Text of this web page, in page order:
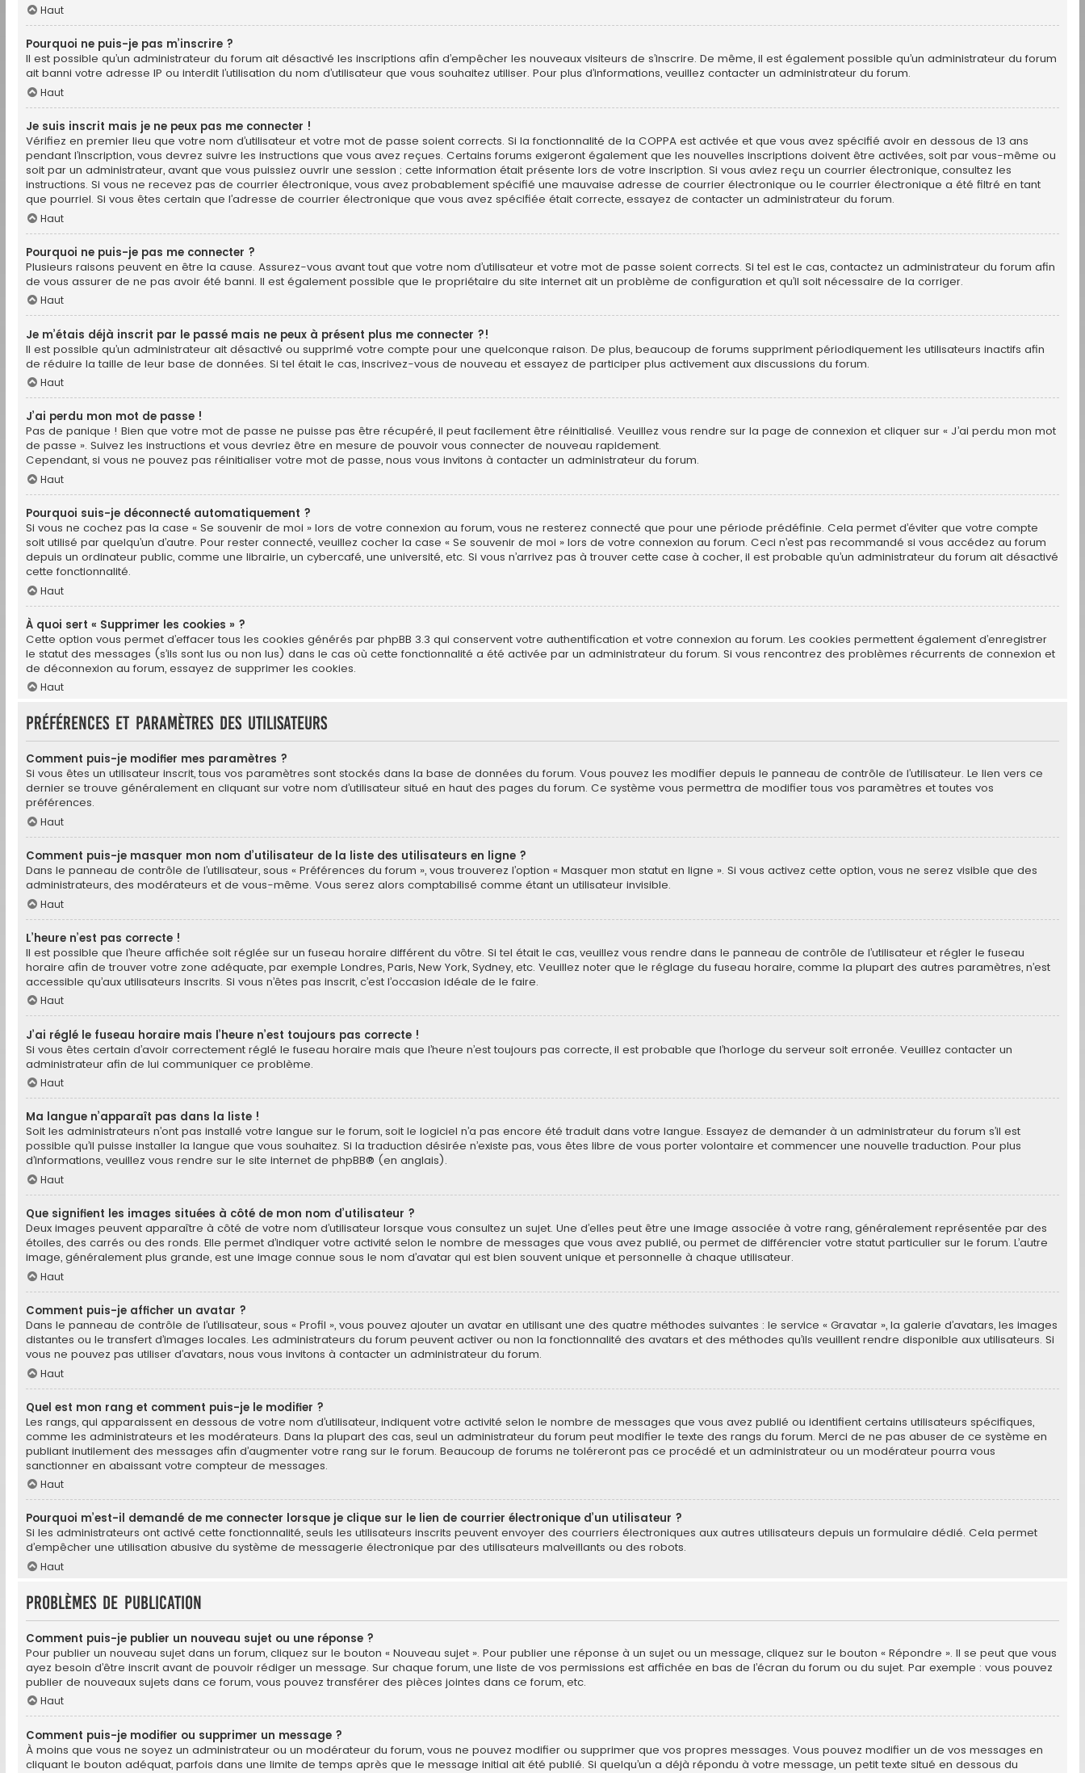
Haut
Pourquoi ne puis-je pas m’inscrire ?
Il est possible qu’un administrateur du forum ait désactivé les inscriptions afin d’empêcher les nouveaux visiteurs de s’inscrire. De même, il est également possible qu’un administrateur du forum
ait banni votre adresse IP ou interdit l’utilisation du nom d’utilisateur que vous souhaitez utiliser. Pour plus d’informations, veuillez contacter un administrateur du forum.
Haut
Je suis inscrit mais je ne peux pas me connecter !
Vérifiez en premier lieu que votre nom d’utilisateur et votre mot de passe soient corrects. Si la fonctionnalité de la COPPA est activée et que vous avez spécifié avoir en dessous de 13 ans
pendant l’inscription, vous devrez suivre les instructions que vous avez reçues. Certains forums exigeront également que les nouvelles inscriptions doivent être activées, soit par vous-même ou
soit par un administrateur, avant que vous puissiez ouvrir une session ; cette information était présente lors de votre inscription. Si vous aviez reçu un courrier électronique, consultez les
instructions. Si vous ne recevez pas de courrier électronique, vous avez probablement spécifié une mauvaise adresse de courrier électronique ou le courrier électronique a été filtré en tant
que pourriel. Si vous êtes certain que l’adresse de courrier électronique que vous avez spécifiée était correcte, essayez de contacter un administrateur du forum.
Haut
Pourquoi ne puis-je pas me connecter ?
Plusieurs raisons peuvent en être la cause. Assurez-vous avant tout que votre nom d’utilisateur et votre mot de passe soient corrects. Si tel est le cas, contactez un administrateur du forum afin
de vous assurer de ne pas avoir été banni. Il est également possible que le propriétaire du site internet ait un problème de configuration et qu’il soit nécessaire de la corriger.
Haut
Je m’étais déjà inscrit par le passé mais ne peux à présent plus me connecter ?!
Il est possible qu’un administrateur ait désactivé ou supprimé votre compte pour une quelconque raison. De plus, beaucoup de forums suppriment périodiquement les utilisateurs inactifs afin
de réduire la taille de leur base de données. Si tel était le cas, inscrivez-vous de nouveau et essayez de participer plus activement aux discussions du forum.
Haut
J’ai perdu mon mot de passe !
Pas de panique ! Bien que votre mot de passe ne puisse pas être récupéré, il peut facilement être réinitialisé. Veuillez vous rendre sur la page de connexion et cliquer sur « J’ai perdu mon mot
de passe ». Suivez les instructions et vous devriez être en mesure de pouvoir vous connecter de nouveau rapidement.
Cependant, si vous ne pouvez pas réinitialiser votre mot de passe, nous vous invitons à contacter un administrateur du forum.
Haut
Pourquoi suis-je déconnecté automatiquement ?
Si vous ne cochez pas la case « Se souvenir de moi » lors de votre connexion au forum, vous ne resterez connecté que pour une période prédéfinie. Cela permet d’éviter que votre compte
soit utilisé par quelqu’un d’autre. Pour rester connecté, veuillez cocher la case « Se souvenir de moi » lors de votre connexion au forum. Ceci n’est pas recommandé si vous accédez au forum
depuis un ordinateur public, comme une librairie, un cybercafé, une université, etc. Si vous n’arrivez pas à trouver cette case à cocher, il est probable qu’un administrateur du forum ait désactivé
cette fonctionnalité.
Haut
À quoi sert « Supprimer les cookies » ?
Cette option vous permet d’effacer tous les cookies générés par phpBB 3.3 qui conservent votre authentification et votre connexion au forum. Les cookies permettent également d’enregistrer
le statut des messages (s’ils sont lus ou non lus) dans le cas où cette fonctionnalité a été activée par un administrateur du forum. Si vous rencontrez des problèmes récurrents de connexion et
de déconnexion au forum, essayez de supprimer les cookies.
Haut
Préférences et paramètres des utilisateurs
Comment puis-je modifier mes paramètres ?
Si vous êtes un utilisateur inscrit, tous vos paramètres sont stockés dans la base de données du forum. Vous pouvez les modifier depuis le panneau de contrôle de l’utilisateur. Le lien vers ce
dernier se trouve généralement en cliquant sur votre nom d’utilisateur situé en haut des pages du forum. Ce système vous permettra de modifier tous vos paramètres et toutes vos
préférences.
Haut
Comment puis-je masquer mon nom d’utilisateur de la liste des utilisateurs en ligne ?
Dans le panneau de contrôle de l’utilisateur, sous « Préférences du forum », vous trouverez l’option « Masquer mon statut en ligne ». Si vous activez cette option, vous ne serez visible que des
administrateurs, des modérateurs et de vous-même. Vous serez alors comptabilisé comme étant un utilisateur invisible.
Haut
L’heure n’est pas correcte !
Il est possible que l’heure affichée soit réglée sur un fuseau horaire différent du vôtre. Si tel était le cas, veuillez vous rendre dans le panneau de contrôle de l’utilisateur et régler le fuseau
horaire afin de trouver votre zone adéquate, par exemple Londres, Paris, New York, Sydney, etc. Veuillez noter que le réglage du fuseau horaire, comme la plupart des autres paramètres, n’est
accessible qu’aux utilisateurs inscrits. Si vous n’êtes pas inscrit, c’est l’occasion idéale de le faire.
Haut
J’ai réglé le fuseau horaire mais l’heure n’est toujours pas correcte !
Si vous êtes certain d’avoir correctement réglé le fuseau horaire mais que l’heure n’est toujours pas correcte, il est probable que l’horloge du serveur soit erronée. Veuillez contacter un
administrateur afin de lui communiquer ce problème.
Haut
Ma langue n’apparaît pas dans la liste !
Soit les administrateurs n’ont pas installé votre langue sur le forum, soit le logiciel n’a pas encore été traduit dans votre langue. Essayez de demander à un administrateur du forum s’il est
possible qu’il puisse installer la langue que vous souhaitez. Si la traduction désirée n’existe pas, vous êtes libre de vous porter volontaire et commencer une nouvelle traduction. Pour plus
d’informations, veuillez vous rendre sur le site internet de phpBB® (en anglais).
Haut
Que signifient les images situées à côté de mon nom d’utilisateur ?
Deux images peuvent apparaître à côté de votre nom d’utilisateur lorsque vous consultez un sujet. Une d’elles peut être une image associée à votre rang, généralement représentée par des
étoiles, des carrés ou des ronds. Elle permet d’indiquer votre activité selon le nombre de messages que vous avez publié, ou permet de différencier votre statut particulier sur le forum. L’autre
image, généralement plus grande, est une image connue sous le nom d’avatar qui est bien souvent unique et personnelle à chaque utilisateur.
Haut
Comment puis-je afficher un avatar ?
Dans le panneau de contrôle de l’utilisateur, sous « Profil », vous pouvez ajouter un avatar en utilisant une des quatre méthodes suivantes : le service « Gravatar », la galerie d’avatars, les images
distantes ou le transfert d’images locales. Les administrateurs du forum peuvent activer ou non la fonctionnalité des avatars et des méthodes qu’ils veuillent rendre disponible aux utilisateurs. Si
vous ne pouvez pas utiliser d’avatars, nous vous invitons à contacter un administrateur du forum.
Haut
Quel est mon rang et comment puis-je le modifier ?
Les rangs, qui apparaissent en dessous de votre nom d’utilisateur, indiquent votre activité selon le nombre de messages que vous avez publié ou identifient certains utilisateurs spécifiques,
comme les administrateurs et les modérateurs. Dans la plupart des cas, seul un administrateur du forum peut modifier le texte des rangs du forum. Merci de ne pas abuser de ce système en
publiant inutilement des messages afin d’augmenter votre rang sur le forum. Beaucoup de forums ne toléreront pas ce procédé et un administrateur ou un modérateur pourra vous
sanctionner en abaissant votre compteur de messages.
Haut
Pourquoi m’est-il demandé de me connecter lorsque je clique sur le lien de courrier électronique d’un utilisateur ?
Si les administrateurs ont activé cette fonctionnalité, seuls les utilisateurs inscrits peuvent envoyer des courriers électroniques aux autres utilisateurs depuis un formulaire dédié. Cela permet
d’empêcher une utilisation abusive du système de messagerie électronique par des utilisateurs malveillants ou des robots.
Haut
Problèmes de publication
Comment puis-je publier un nouveau sujet ou une réponse ?
Pour publier un nouveau sujet dans un forum, cliquez sur le bouton « Nouveau sujet ». Pour publier une réponse à un sujet ou un message, cliquez sur le bouton « Répondre ». Il se peut que vous
ayez besoin d’être inscrit avant de pouvoir rédiger un message. Sur chaque forum, une liste de vos permissions est affichée en bas de l’écran du forum ou du sujet. Par exemple : vous pouvez
publier de nouveaux sujets dans ce forum, vous pouvez transférer des pièces jointes dans ce forum, etc.
Haut
Comment puis-je modifier ou supprimer un message ?
À moins que vous ne soyez un administrateur ou un modérateur du forum, vous ne pouvez modifier ou supprimer que vos propres messages. Vous pouvez modifier un de vos messages en
cliquant le bouton adéquat, parfois dans une limite de temps après que le message initial ait été publié. Si quelqu’un a déjà répondu à votre message, un petit texte situé en dessous du